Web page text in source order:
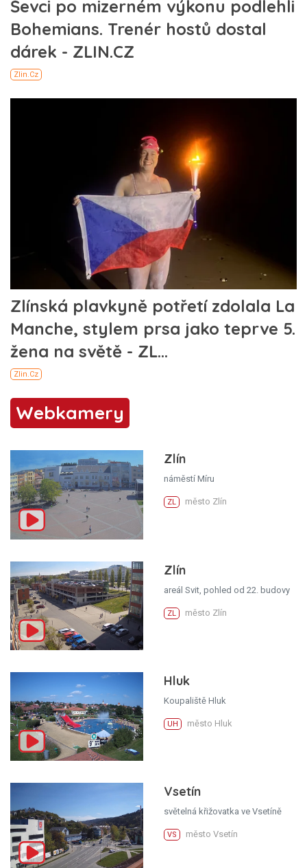
Webkamery
Zlín
náměstí Míru
ZL město Zlín
Zlín
areál Svit, pohled od 22. budovy
ZL město Zlín
Hluk
Koupaliště Hluk
UH město Hluk
Vsetín
světelná křižovatka ve Vsetíně
VS město Vsetín